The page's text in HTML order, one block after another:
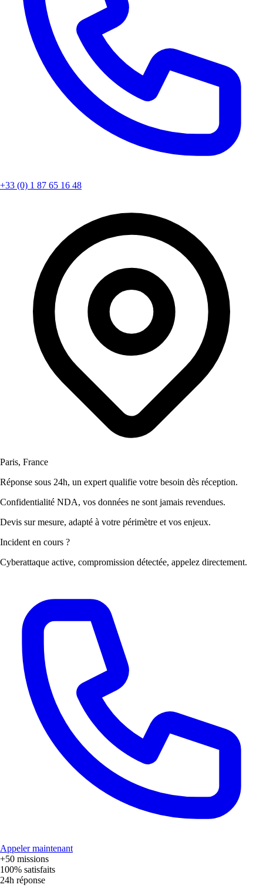
+33 (0) 1 87 65 16 48
Paris, France
Réponse sous 24h, un expert qualifie votre besoin dès réception.
Confidentialité NDA, vos données ne sont jamais revendues.
Devis sur mesure, adapté à votre périmètre et vos enjeux.
Incident en cours ?
Cyberattaque active, compromission détectée, appelez directement.
Appeler maintenant
+50 missions
100% satisfaits
24h réponse